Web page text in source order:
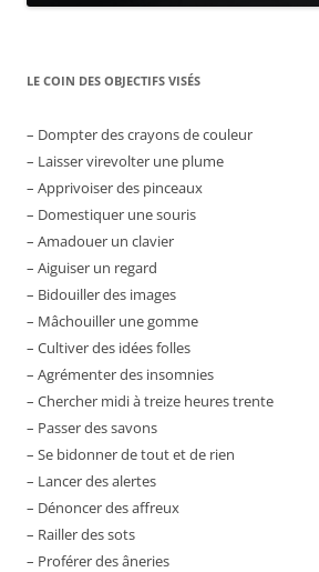
LE COIN DES OBJECTIFS VISÉS
– Dompter des crayons de couleur
– Laisser virevolter une plume
– Apprivoiser des pinceaux
– Domestiquer une souris
– Amadouer un clavier
– Aiguiser un regard
– Bidouiller des images
– Mâchouiller une gomme
– Cultiver des idées folles
– Agrémenter des insomnies
– Chercher midi à treize heures trente
– Passer des savons
– Se bidonner de tout et de rien
– Lancer des alertes
– Dénoncer des affreux
– Railler des sots
– Proférer des âneries